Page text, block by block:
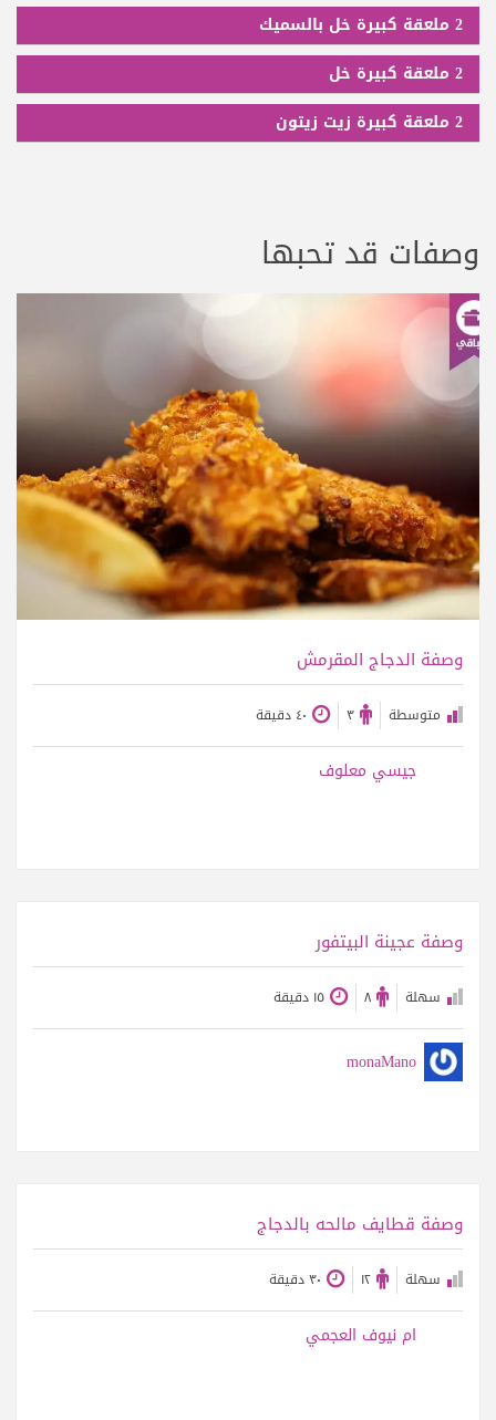
2 ملعقة كبيرة خل بالسميك
2 ملعقة كبيرة خل
2 ملعقة كبيرة زيت زيتون
وصفات قد تحبها
عرض الوصفة
وصفة الدجاج المقرمش
متوسطة
جيسي معلوف
وصفة عجينة البيتفور
سهلة
monaMano
وصفة قطايف مالحه بالدجاج
سهلة
ام نيوف العجمي